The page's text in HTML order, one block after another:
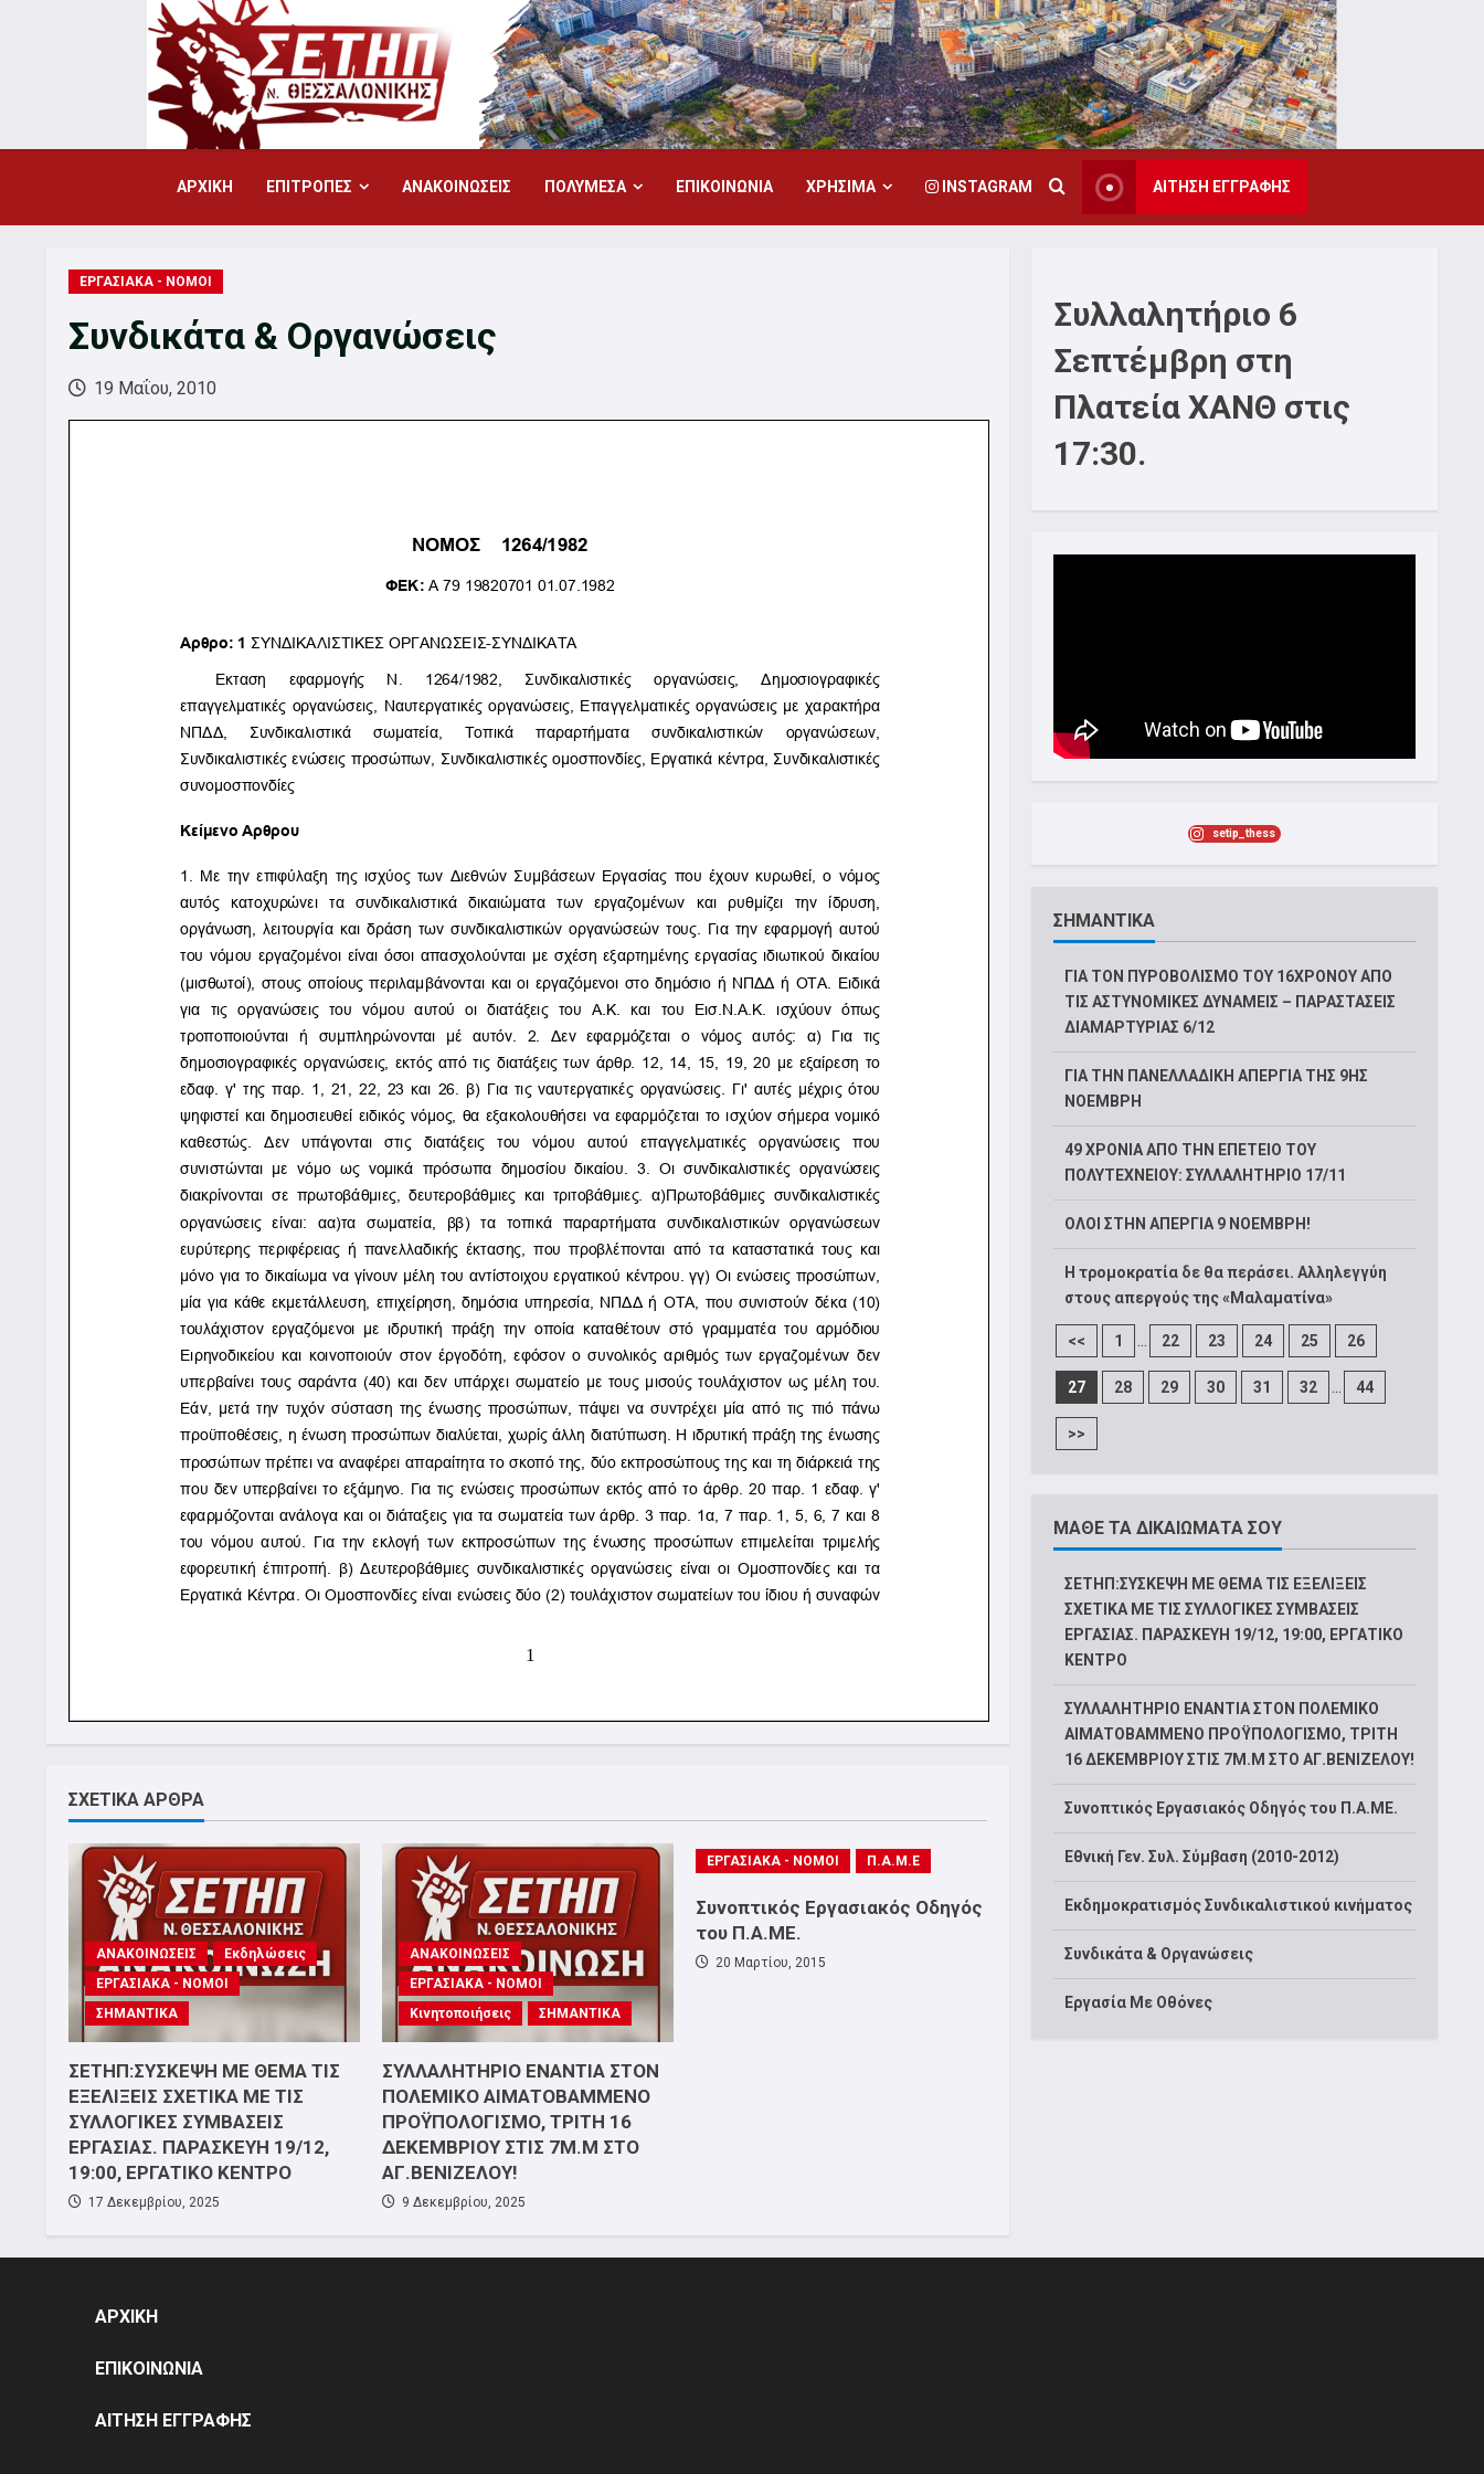
ΑΡΧΙΚΗ ΕΠΙΤΡΟΠΕΣ ΑΝΑΚΟΙΝΩΣΕΙΣ ΠΟΛΥΜΕΣΑ ΕΠΙΚΟΙΝΩΝΙΑ ΧΡΗΣΙΜΑ INSTAGRAM ΑΙΤΗΣΗ ΕΓΓΡΑΦΗΣ
ΕΡΓΑΣΙΑΚΑ - ΝΟΜΟΙ
Συνδικάτα & Οργανώσεις
19 Μαΐου, 2010
ΣΧΕΤΙΚΑ ΑΡΘΡΑ
ΑΝΑΚΟΙΝΩΣΕΙΣ
Εκδηλώσεις
ΕΡΓΑΣΙΑΚΑ - ΝΟΜΟΙ
ΣΗΜΑΝΤΙΚΑ
ΣΕΤΗΠ:ΣΥΣΚΕΨΗ ΜΕ ΘΕΜΑ ΤΙΣ
ΕΞΕΛΙΞΕΙΣ ΣΧΕΤΙΚΑ ΜΕ ΤΙΣ
ΣΥΛΛΟΓΙΚΕΣ ΣΥΜΒΑΣΕΙΣ
ΕΡΓΑΣΙΑΣ. ΠΑΡΑΣΚΕΥΗ 19/12,
19:00, ΕΡΓΑΤΙΚΟ ΚΕΝΤΡΟ
17 Δεκεμβρίου, 2025
ΑΝΑΚΟΙΝΩΣΕΙΣ
ΕΡΓΑΣΙΑΚΑ - ΝΟΜΟΙ
Κινητοποιήσεις
ΣΗΜΑΝΤΙΚΑ
ΣΥΛΛΑΛΗΤΗΡΙΟ ΕΝΑΝΤΙΑ ΣΤΟΝ
ΠΟΛΕΜΙΚΟ ΑΙΜΑΤΟΒΑΜΜΕΝΟ
ΠΡΟΫΠΟΛΟΓΙΣΜΟ, ΤΡΙΤΗ 16
ΔΕΚΕΜΒΡΙΟΥ ΣΤΙΣ 7Μ.Μ ΣΤΟ
ΑΓ.ΒΕΝΙΖΕΛΟΥ!
9 Δεκεμβρίου, 2025
ΕΡΓΑΣΙΑΚΑ - ΝΟΜΟΙ Π.Α.Μ.Ε
Συνοπτικός Εργασιακός Οδηγός
του Π.Α.ΜΕ.
20 Μαρτίου, 2015
Συλλαλητήριο 6
Σεπτέμβρη στη
Πλατεία ΧΑΝΘ στις
17:30.
setip_thess
ΣΗΜΑΝΤΙΚΑ
ΓΙΑ ΤΟΝ ΠΥΡΟΒΟΛΙΣΜΟ ΤΟΥ 16ΧΡΟΝΟΥ ΑΠΟ
ΤΙΣ ΑΣΤΥΝΟΜΙΚΕΣ ΔΥΝΑΜΕΙΣ – ΠΑΡΑΣΤΑΣΕΙΣ
ΔΙΑΜΑΡΤΥΡΙΑΣ 6/12
ΓΙΑ ΤΗΝ ΠΑΝΕΛΛΑΔΙΚΗ ΑΠΕΡΓΙΑ ΤΗΣ 9ΗΣ
ΝΟΕΜΒΡΗ
49 ΧΡΟΝΙΑ ΑΠΟ ΤΗΝ ΕΠΕΤΕΙΟ ΤΟΥ
ΠΟΛΥΤΕΧΝΕΙΟΥ: ΣΥΛΛΑΛΗΤΗΡΙΟ 17/11
ΟΛΟΙ ΣΤΗΝ ΑΠΕΡΓΙΑ 9 ΝΟΕΜΒΡΗ!
Η τρομοκρατία δε θα περάσει. Αλληλεγγύη
στους απεργούς της «Μαλαματίνα»
<< 1 22 23 24 25 26
27 28 29 30 31 32 44
>>
ΜΑΘΕ ΤΑ ΔΙΚΑΙΩΜΑΤΑ ΣΟΥ
ΣΕΤΗΠ:ΣΥΣΚΕΨΗ ΜΕ ΘΕΜΑ ΤΙΣ ΕΞΕΛΙΞΕΙΣ
ΣΧΕΤΙΚΑ ΜΕ ΤΙΣ ΣΥΛΛΟΓΙΚΕΣ ΣΥΜΒΑΣΕΙΣ
ΕΡΓΑΣΙΑΣ. ΠΑΡΑΣΚΕΥΗ 19/12, 19:00, ΕΡΓΑΤΙΚΟ
ΚΕΝΤΡΟ
ΣΥΛΛΑΛΗΤΗΡΙΟ ΕΝΑΝΤΙΑ ΣΤΟΝ ΠΟΛΕΜΙΚΟ
ΑΙΜΑΤΟΒΑΜΜΕΝΟ ΠΡΟΫΠΟΛΟΓΙΣΜΟ, ΤΡΙΤΗ
16 ΔΕΚΕΜΒΡΙΟΥ ΣΤΙΣ 7Μ.Μ ΣΤΟ ΑΓ.ΒΕΝΙΖΕΛΟΥ!
Συνοπτικός Εργασιακός Οδηγός του Π.Α.ΜΕ.
Εθνική Γεν. Συλ. Σύμβαση (2010-2012)
Εκδημοκρατισμός Συνδικαλιστικού κινήματος
Συνδικάτα & Οργανώσεις
Εργασία Με Οθόνες
ΑΡΧΙΚΗ
ΕΠΙΚΟΙΝΩΝΙΑ
ΑΙΤΗΣΗ ΕΓΓΡΑΦΗΣ